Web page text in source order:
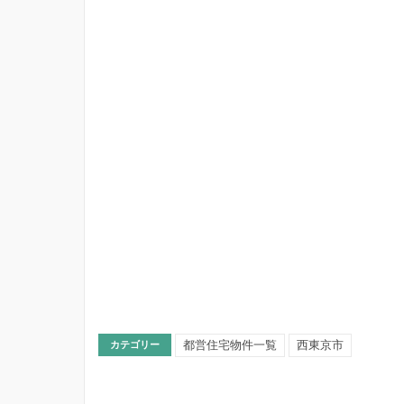
カテゴリー 都営住宅物件一覧 西東京市